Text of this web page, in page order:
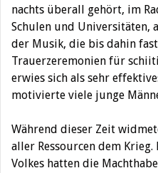
nachts überall gehört, im
Schulen und Universitäten,
der Musik, die bis dahin
Trauerzeremonien für
erwies sich als sehr
motivierte viele junge
Während dieser Zeit
aller Ressourcen dem
Volkes hatten die